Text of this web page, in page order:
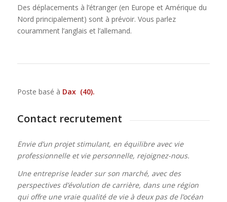
Des déplacements à l’étranger (en Europe et Amérique du
Nord principalement) sont à prévoir. Vous parlez
couramment l’anglais et l’allemand.
Poste basé à Dax (40).
Contact recrutement
Envie d’un projet stimulant, en équilibre avec vie
professionnelle et vie personnelle, rejoignez-nous.
Une entreprise leader sur son marché, avec des
perspectives d’évolution de carrière, dans une région
qui offre une vraie qualité de vie à deux pas de l’océan